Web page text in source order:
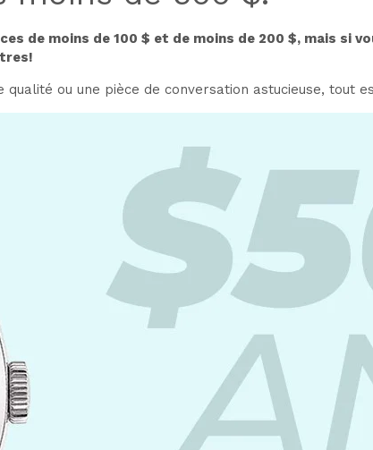
de moins de 100 $ et de moins de 200 $, mais si
!
ou une pièce de conversation astucieuse, tout